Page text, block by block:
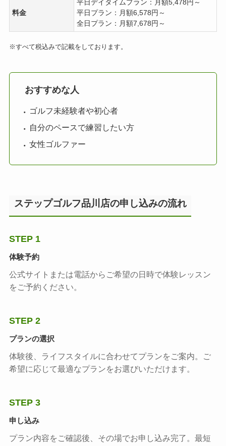
料金
平日デイタイムプラン：月額5,478円～
平日プラン：月額6,578円～
全日プラン：月額7,678円～
※すべて税込みで記載をしております。
おすすめな人
ゴルフ未経験者や初心者
自分のペースで練習したい方
女性ゴルファー
ステップゴルフ品川店の申し込みの流れ
STEP 1
体験予約
公式サイトまたは電話からご希望の日時で体験レッスン
をご予約ください。
STEP 2
プランの選択
体験後、ライフスタイルに合わせてプランをご案内。ご
希望に応じて最適なプランをお選びいただけます。
STEP 3
申し込み
プラン内容をご確認後、その場でお申し込み完了。最短